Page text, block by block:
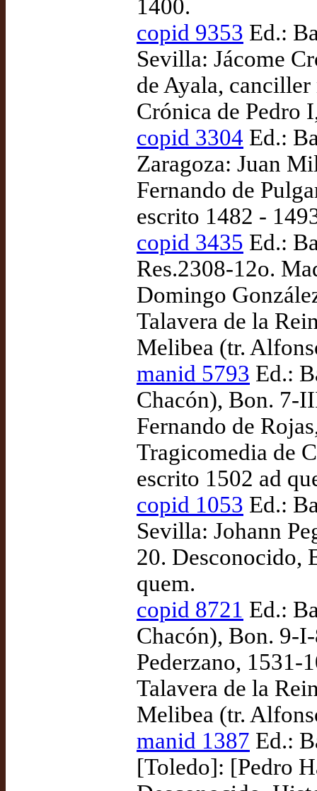
1400.
copid 9353 Ed.:
Sevilla: Jácome
de Ayala,
Crónica de Pedro
copid 3304 Ed.:
Zaragoza: Juan
Fernando de
escrito 1482 -
copid 3435 Ed.:
Res.2308-12o.
Domingo
Talavera de la
Melibea (tr.
manid 5793 Ed.:
Chacón), Bon. 7-
Fernando de
Tragicomedia de
escrito 1502 ad
copid 1053 Ed.:
Sevilla: Johann
20. Desconocido,
quem.
copid 8721 Ed.:
Chacón), Bon. 9-
Pederzano, 1531-
Talavera de la
Melibea (tr.
manid 1387 Ed.:
[Toledo]: [Pedro